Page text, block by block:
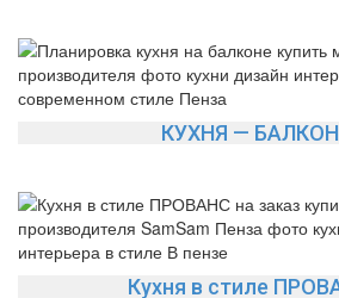
КУХНЯ — БАЛКОН
Кухня в стиле